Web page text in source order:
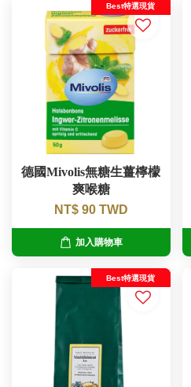
Best特選現貨
德國Mivolis無糖生薑檸檬
爽喉糖
NT$ 90 TWD
加入購物車
Best特選現貨